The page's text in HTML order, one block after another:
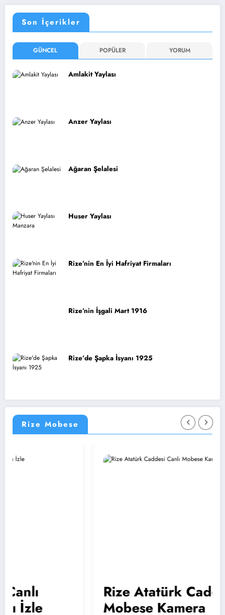
Son İçerikler
GÜNCEL POPÜLER YORUM
Amlakit Yaylası
Anzer Yaylası
Ağaran Şelalesi
Huser Yaylası
Rize’nin En İyi Hafriyat Firmaları
Rize’nin İşgali Mart 1916
Rize’de Şapka İsyanı 1925
Rize Mobese
Rize Atatürk Caddesi
Mobese Kamera